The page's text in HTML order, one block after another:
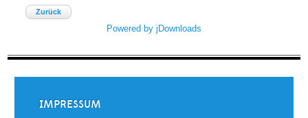
Zurück
Powered by jDownloads
IMPRESSUM